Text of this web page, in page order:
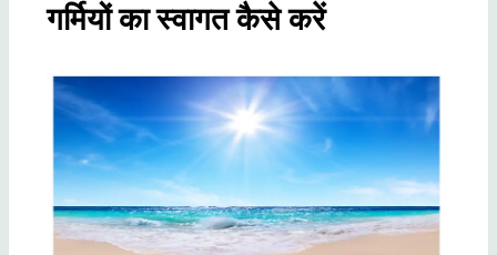
गर्मियों का स्वागत कैसे करें